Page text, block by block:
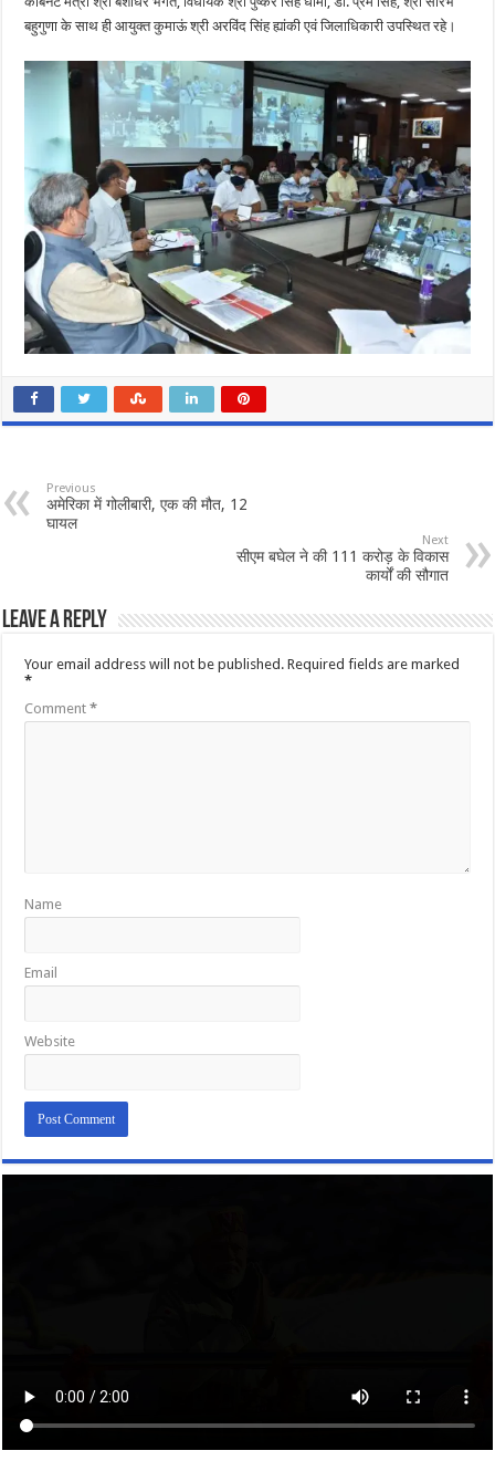
बहुगुणा के साथ ही आयुक्त कुमाऊं श्री अरविंद सिंह ह्यांकी एवं जिलाधिकारी उपस्थित रहे।
Previous
अमेरिका में गोलीबारी, एक की मौत, 12
घायल
Next
सीएम बघेल ने की 111 करोड़ के विकास
कार्यों की सौगात
Leave a Reply
Your email address will not be published. Required fields are marked
*
Comment*
Name
Email
Website